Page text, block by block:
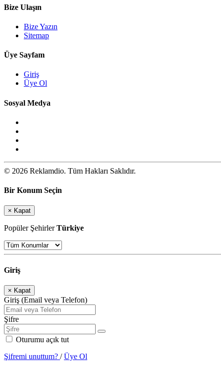
Bize Ulaşın
Bize Yazın
Sitemap
Üye Sayfam
Giriş
Üye Ol
Sosyal Medya
© 2026 Reklamdio. Tüm Hakları Saklıdır.
Bir Konum Seçin
× Kapat
Popüler ŞehirlerTürkiye
Giriş
× Kapat
Giriş (Email veya Telefon)
Şifre
Oturumu açık tut
Şifremi unuttum? /Üye Ol